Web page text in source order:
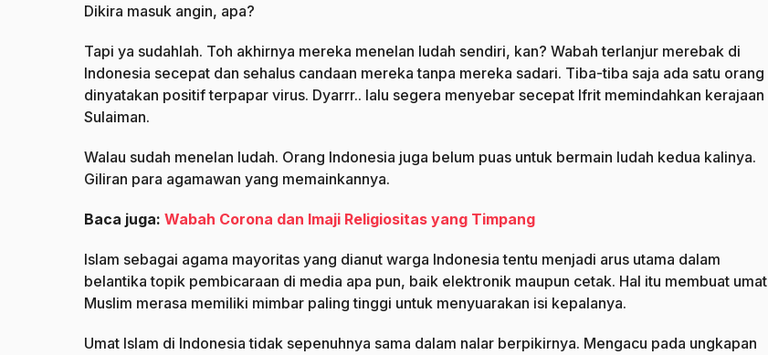
Dikira masuk angin, apa?
Tapi ya sudahlah. Toh akhirnya mereka menelan ludah sendiri, kan? Wabah terlanjur merebak di
Indonesia secepat dan sehalus candaan mereka tanpa mereka sadari. Tiba-tiba saja ada satu orang
dinyatakan positif terpapar virus. Dyarrr.. lalu segera menyebar secepat Ifrit memindahkan kerajaan
Sulaiman.
Walau sudah menelan ludah. Orang Indonesia juga belum puas untuk bermain ludah kedua kalinya.
Giliran para agamawan yang memainkannya.
Baca juga: Wabah Corona dan Imaji Religiositas yang Timpang
Islam sebagai agama mayoritas yang dianut warga Indonesia tentu menjadi arus utama dalam
belantika topik pembicaraan di media apa pun, baik elektronik maupun cetak. Hal itu membuat umat
Muslim merasa memiliki mimbar paling tinggi untuk menyuarakan isi kepalanya.
Umat Islam di Indonesia tidak sepenuhnya sama dalam nalar berpikirnya. Mengacu pada ungkapan